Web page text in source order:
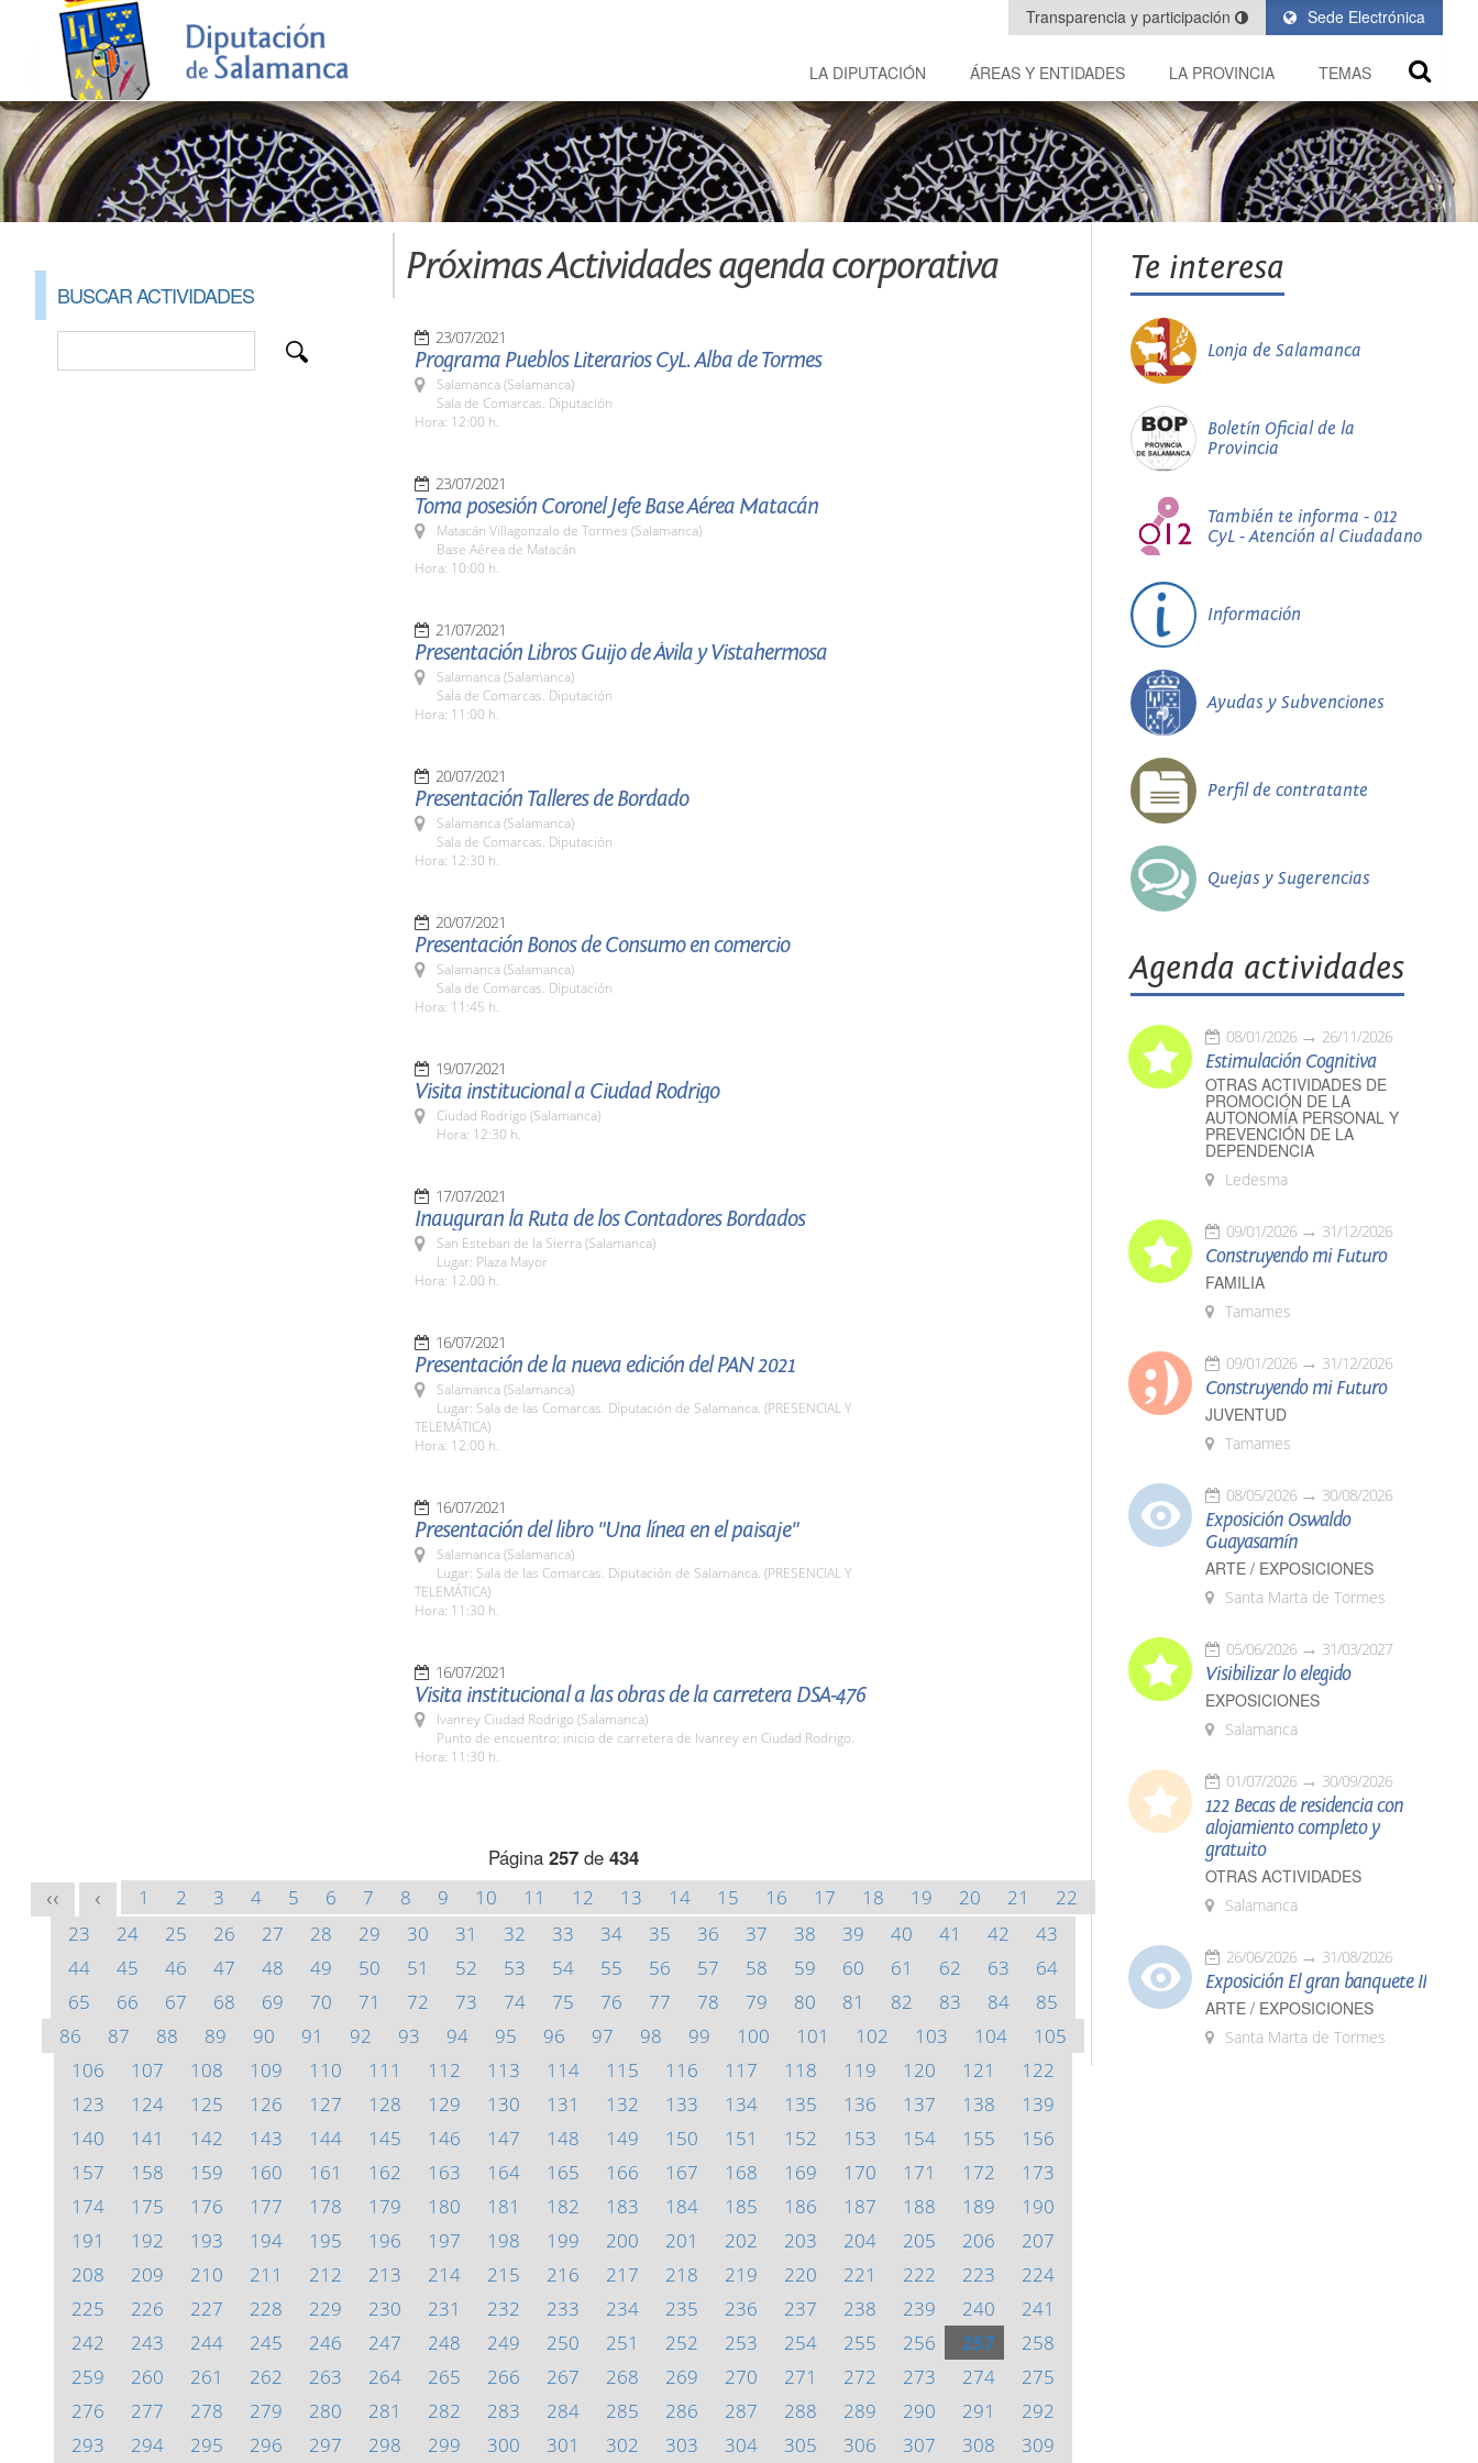
Sede Electrónica
Transparencia y participación
LA DIPUTACIÓN ÁREAS Y ENTIDADES LA PROVINCIA TEMAS
BUSCAR ACTIVIDADES
Próximas Actividades agenda corporativa
23/07/2021
Programa Pueblos Literarios CyL. Alba de Tormes
Salamanca (Salamanca)
Sala de Comarcas. Diputación
Hora: 12:00 h.
23/07/2021
Toma posesión Coronel Jefe Base Aérea Matacán
Matacán Villagonzalo de Tormes (Salamanca)
Base Aérea de Matacán
Hora: 10:00 h.
21/07/2021
Presentación Libros Guijo de Ávila y Vistahermosa
Salamanca (Salamanca)
Sala de Comarcas. Diputación
Hora: 11:00 h.
20/07/2021
Presentación Talleres de Bordado
Salamanca (Salamanca)
Sala de Comarcas. Diputación
Hora: 12:30 h.
20/07/2021
Presentación Bonos de Consumo en comercio
Salamanca (Salamanca)
Sala de Comarcas. Diputación
Hora: 11:45 h.
19/07/2021
Visita institucional a Ciudad Rodrigo
Ciudad Rodrigo (Salamanca)
Hora: 12:30 h.
17/07/2021
Inauguran la Ruta de los Contadores Bordados
San Esteban de la Sierra (Salamanca)
Lugar: Plaza Mayor
Hora: 12.00 h.
16/07/2021
Presentación de la nueva edición del PAN 2021
Salamanca (Salamanca)
Lugar: Sala de las Comarcas. Diputación de Salamanca. (PRESENCIAL Y
TELEMÁTICA)
Hora: 12:00 h.
16/07/2021
Presentación del libro "Una línea en el paisaje"
Salamanca (Salamanca)
Lugar: Sala de las Comarcas. Diputación de Salamanca. (PRESENCIAL Y
TELEMÁTICA)
Hora: 11:30 h.
16/07/2021
Visita institucional a las obras de la carretera DSA-476
Ivanrey Ciudad Rodrigo (Salamanca)
Punto de encuentro: inicio de carretera de Ivanrey en Ciudad Rodrigo.
Hora: 11:30 h.
Página 257de 434
<< < 1 2 3 4 5 6 7 8 9 10 11 12 13 14 15 16 17 18 19 20 21
22
23
24 25 26 27 28 29 30 31 32 33 34 35 36 37 38 39 40 41 42
43
44
45 46 47 48 49 50 51 52 53 54 55 56 57 58 59 60 61 62 63
64
65
66 67 68 69 70 71 72 73 74 75 76 77 78 79 80 81 82 83 84
85
86
87 88 89 90 91 92 93 94 95 96 97 98 99 100 101 102 103 104
105
106
107 108 109 110 111 112 113 114 115 116 117 118 119 120 121
122
123
124 125 126 127 128 129 130 131 132 133 134 135 136 137 138
139
140
141 142 143 144 145 146 147 148 149 150 151 152 153 154 155
156
157
158 159 160 161 162 163 164 165 166 167 168 169 170 171 172
173
174
175 176 177 178 179 180 181 182 183 184 185 186 187 188 189
190
191
192 193 194 195 196 197 198 199 200 201 202 203 204 205 206
207
208
209 210 211 212 213 214 215 216 217 218 219 220 221 222 223
224
225
226 227 228 229 230 231 232 233 234 235 236 237 238 239 240
241
242
243 244 245 246 247 248 249 250 251 252 253 254 255 256 257
258
259
260 261 262 263 264 265 266 267 268 269 270 271 272 273 274
275
276
277 278 279 280 281 282 283 284 285 286 287 288 289 290 291
292
293
294 295 296 297 298 299 300 301 302 303 304 305 306 307 308 309
Te interesa
Lonja de Salamanca
Boletín Oficial de la
Provincia
También te informa - 012
CyL - Atención al Ciudadano
Información
Ayudas y Subvenciones
Perfil de contratante
Quejas y Sugerencias
Agenda actividades
08/01/2026 26/11/2026
Estimulación Cognitiva
OTRAS ACTIVIDADES DE
PROMOCIÓN DE LA
AUTONOMÍA PERSONAL Y
PREVENCIÓN DE LA
DEPENDENCIA
Ledesma
09/01/2026 31/12/2026
Construyendo mi Futuro
FAMILIA
Tamames
09/01/2026 31/12/2026
Construyendo mi Futuro
JUVENTUD
Tamames
08/05/2026 30/08/2026
Exposición Oswaldo
Guayasamín
ARTE / EXPOSICIONES
Santa Marta de Tormes
05/06/2026 31/03/2027
Visibilizar lo elegido
EXPOSICIONES
Salamanca
01/07/2026 30/09/2026
122 Becas de residencia con
alojamiento completo y
gratuito
OTRAS ACTIVIDADES
Salamanca
26/06/2026 31/08/2026
Exposición El gran banquete II
ARTE / EXPOSICIONES
Santa Marta de Tormes